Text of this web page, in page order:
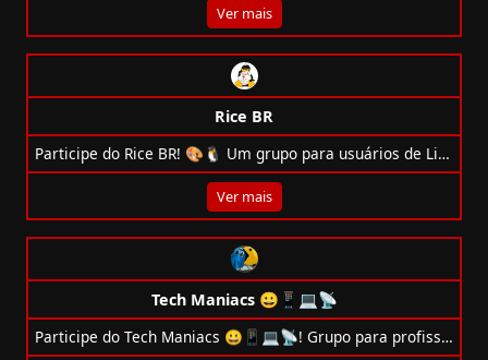
Ver mais
Rice BR
Participe do Rice BR! 🎨🐧 Um grupo para usuários de Linux que curtem customização, minimalismo e produtividade.
Ver mais
Tech Maniacs 😀📱💻📡
Participe do Tech Maniacs 😀📱💻📡! Grupo para profissionais de tecnologia, com debates sobre TI, Linux, Software Livre e Open Source